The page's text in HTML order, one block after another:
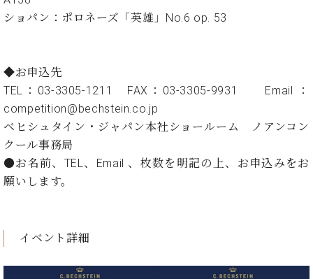
ピ
ベ
ヒ
シ
ュ
タ
イ
デ
ス
レン
ル・
スタ
状況
動
画
収
ビ
ショパン：ポロネーズ「英雄」No.6 op. 53
◆お申込先
TEL：03-3305-1211 FAX：03-3305-9931 Email ：
ベヒシュタイン・ジャパン本社ショールーム ノアンコン
クール事務局
●お名前、TEL、Email 、枚数を明記の上、お申込みをお
願いします。
イベント詳細